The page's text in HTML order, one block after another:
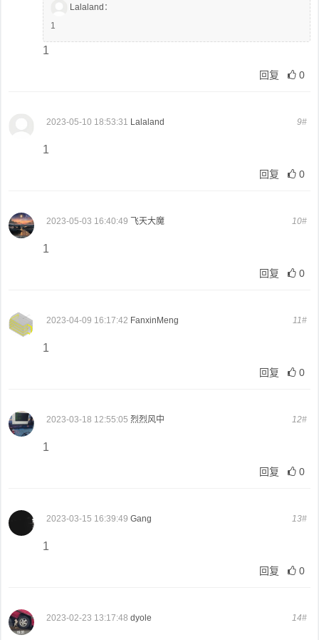
Lalaland ：
1
1
回复 0
2023-05-10 18:53:31 Lalaland 9#
1
回复 0
2023-05-03 16:40:49 飞天大魔 10#
1
回复 0
2023-04-09 16:17:42 FanxinMeng 11#
1
回复 0
2023-03-18 12:55:05 烈烈风中 12#
1
回复 0
2023-03-15 16:39:49 Gang 13#
1
回复 0
2023-02-23 13:17:48 dyole 14#